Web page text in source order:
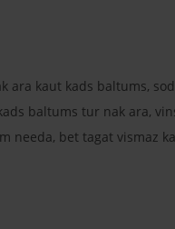
ara kaut kads baltums,
baltums tur nak ara,
needa, bet tagat vismaz